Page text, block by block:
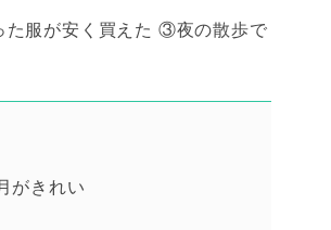
服が安く買えた ③夜の散歩で
がきれい